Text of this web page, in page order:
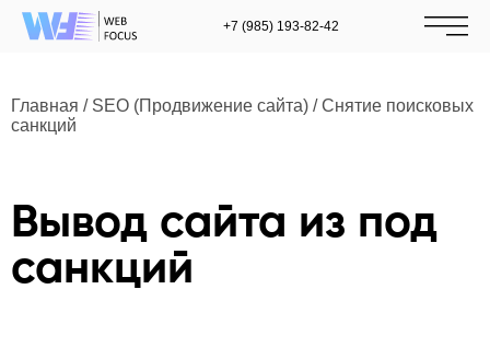
+7 (985) 193-82-42
Главная / SEO (Продвижение сайта) /Снятие поисковых
санкций
Вывод сайта из под
санкций